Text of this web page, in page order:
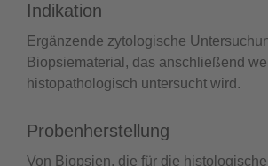
Indikation
Ergänzende zytologische
Biopsiematerial, das anschließend
histopathologisch untersucht wird.
Probenherstellung
Von Biopsien, die für die